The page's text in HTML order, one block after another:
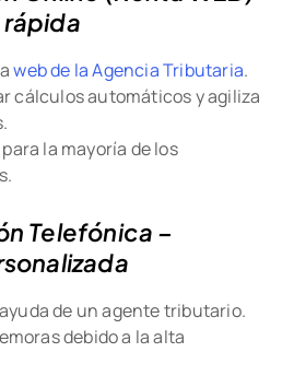
rápida
web de la Agencia Tributaria.
cálculos automáticos y agiliza
la mayoría de los
Telefónica –
de un agente tributario.
debido a la alta